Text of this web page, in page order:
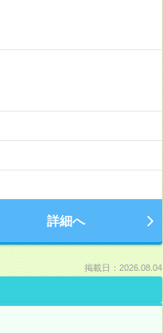
詳細へ
掲載日：2026.08.04